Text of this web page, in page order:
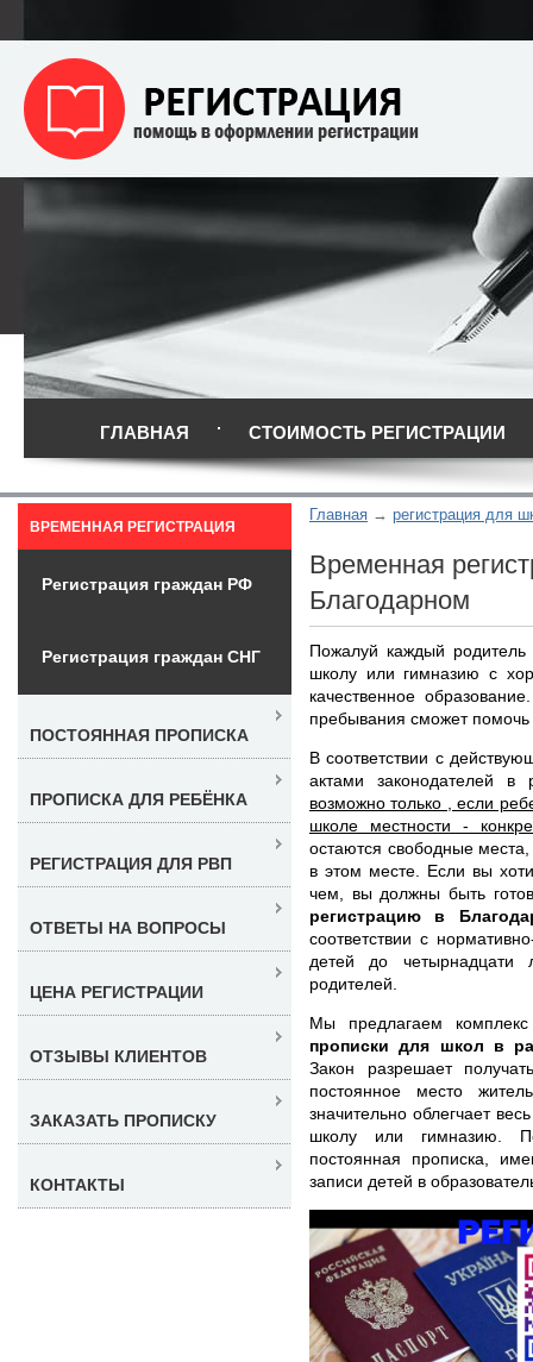
ГЛАВНАЯ СТОИМОСТЬ РЕГИСТРАЦИИ
Главная регистрация для
Временная
Благодарном
Пожалуй каждый
школу или гимназию с
качественное
пребывания сможет
В соответствии с
актами законодателей в
возможно только , если
школе местности -
остаются свободные
в этом месте. Если вы
чем, вы должны быть
регистрацию в
соответствии с
детей до четырнадцати
родителей.
Мы предлагаем
прописки для школ в
Закон разрешает
постоянное место
значительно облегчает
школу или гимназию.
постоянная прописка,
записи детей в
ВРЕМЕННАЯ РЕГИСТРАЦИЯ
Регистрация граждан РФ
Регистрация граждан СНГ
ПОСТОЯННАЯ ПРОПИСКА
ПРОПИСКА ДЛЯ РЕБЁНКА
РЕГИСТРАЦИЯ ДЛЯ РВП
ОТВЕТЫ НА ВОПРОСЫ
ЦЕНА РЕГИСТРАЦИИ
ОТЗЫВЫ КЛИЕНТОВ
ЗАКАЗАТЬ ПРОПИСКУ
КОНТАКТЫ